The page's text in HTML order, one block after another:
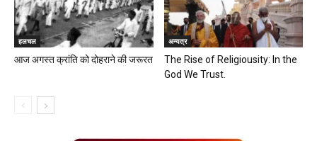
हलचल
आज अगस्त क्रांति को दोहराने की जरूरत
अन्यत्र
The Rise of Religiousity: In the
God We Trust.